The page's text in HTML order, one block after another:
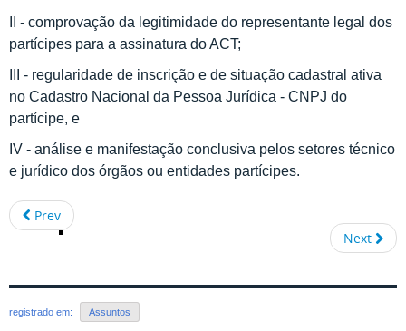
II - comprovação da legitimidade do representante legal dos
partícipes para a assinatura do ACT;
III - regularidade de inscrição e de situação cadastral ativa
no Cadastro Nacional da Pessoa Jurídica - CNPJ do
partícipe, e
IV - análise e manifestação conclusiva pelos setores técnico
e jurídico dos órgãos ou entidades partícipes.
Prev
Next
registrado em: Assuntos